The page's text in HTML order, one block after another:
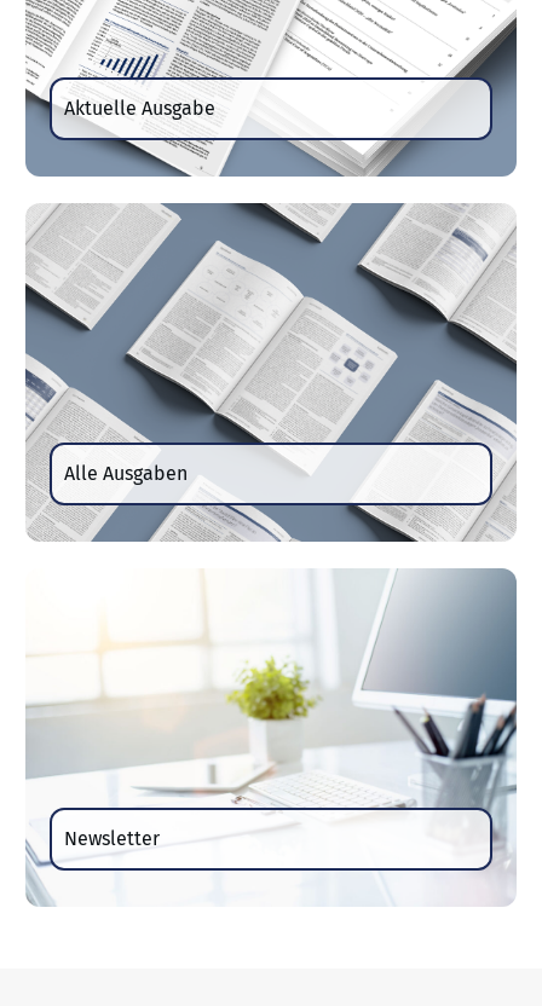
Aktuelle Ausgabe
Alle Ausgaben
Newsletter